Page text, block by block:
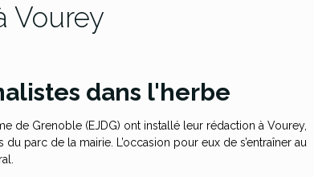
Vourey
dans l'herbe
de Grenoble (EJDG) ont installé leur rédaction à Vourey,
parc de la mairie. L’occasion pour eux de s’entraîner au